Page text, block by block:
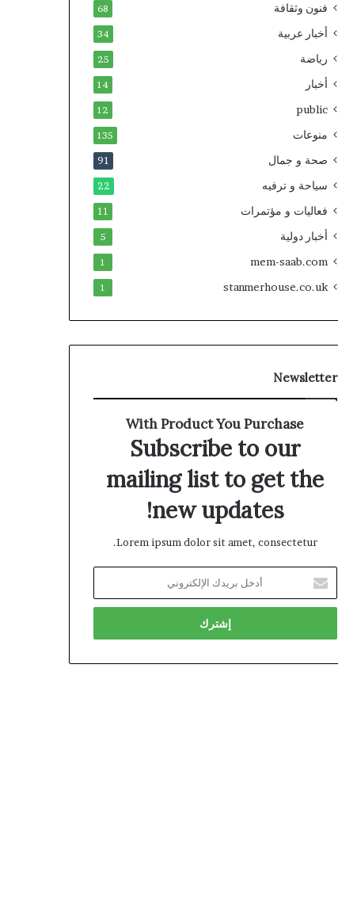
فنون وثقافة 68
أخبار عربية 34
رياضة 25
أخبار 14
public
12
منوعات 135
صحة و جمال 91
سياحة و ترفيه 22
فعاليات و مؤتمرات 11
أخبار دولية 5
mem-saab.com
1
stanmerhouse.co.uk
1
Newsletter
With Product You Purchase
Subscribe to our
mailing list to get the
new updates!
Lorem ipsum dolor sit amet, consectetur.
بريدك
الإلكتروني